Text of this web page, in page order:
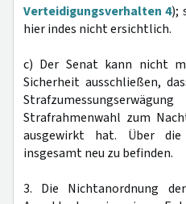
Verteidigungsverhalten 4);
hier indes nicht ersichtlich.
c) Der Senat kann nicht
Sicherheit ausschließen,
Strafrahmenwahl zum
ausgewirkt hat. Über
insgesamt neu zu befinden.
3. Die Nichtanordnung